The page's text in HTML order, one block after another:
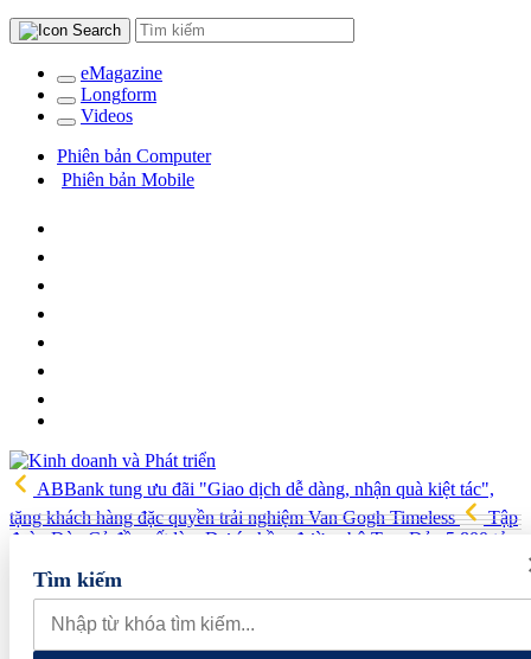
eMagazine
Longform
Videos
Phiên bản Computer
Phiên bản Mobile
ABBank tung ưu đãi "Giao dịch dễ dàng, nhận quà kiệt tác",
tặng khách hàng đặc quyền trải nghiệm Van Gogh Timeless
Tập
đoàn Đèo Cả đề xuất làm Dự án hầm đường bộ Tam Đảo 5.800 tỷ
Hải quan Lào Cai phát hiện 5 vụ vi phạm, tạm giữ gần 700 kg
thực phẩm và nhiều điện thoại nhập lậu
Lan tỏa văn hóa kinh
doanh, tìm kiếm doanh nghiệp tiêu biểu trên toàn quốc
các cửa hàng rau củ quả sạch tại Hà Nội
Tìm kiếm